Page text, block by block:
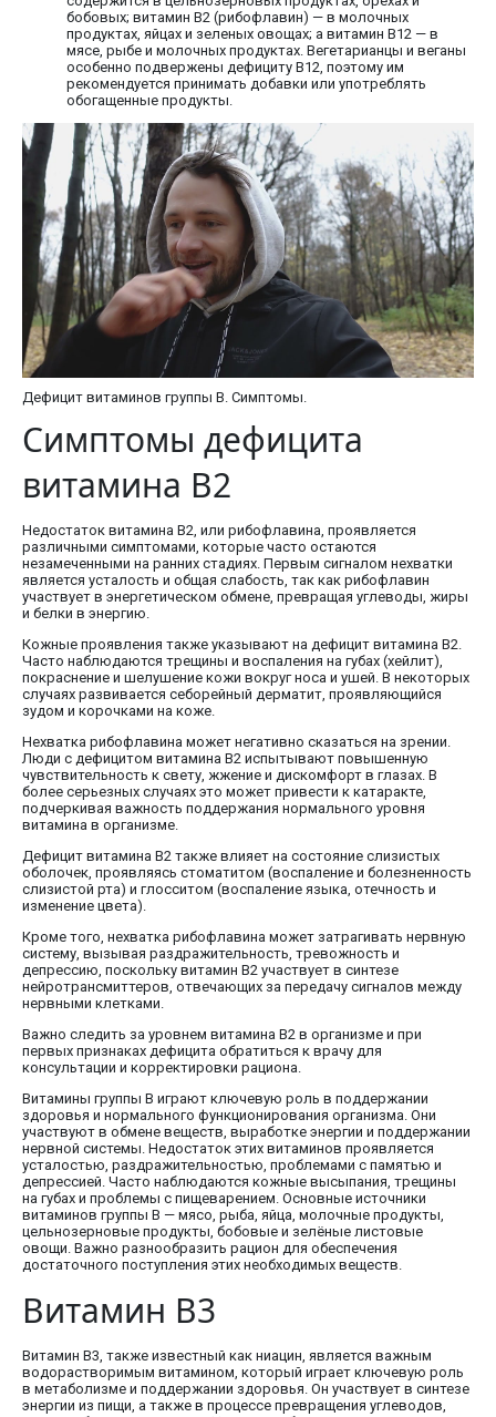
бобовых; витамин В2 (рибофлавин) — в молочных
продуктах, яйцах и зеленых овощах; а витамин В12 — в
мясе, рыбе и молочных продуктах. Вегетарианцы и веганы
особенно подвержены дефициту В12, поэтому им
рекомендуется принимать добавки или употреблять
обогащенные продукты.
Дефицит витаминов группы В. Симптомы.
Симптомы дефицита
витамина В2
Недостаток витамина В2, или рибофлавина, проявляется
различными симптомами, которые часто остаются
незамеченными на ранних стадиях. Первым сигналом нехватки
является усталость и общая слабость, так как рибофлавин
участвует в энергетическом обмене, превращая углеводы, жиры
и белки в энергию.
Кожные проявления также указывают на дефицит витамина В2.
Часто наблюдаются трещины и воспаления на губах (хейлит),
покраснение и шелушение кожи вокруг носа и ушей. В некоторых
случаях развивается себорейный дерматит, проявляющийся
зудом и корочками на коже.
Нехватка рибофлавина может негативно сказаться на зрении.
Люди с дефицитом витамина В2 испытывают повышенную
чувствительность к свету, жжение и дискомфорт в глазах. В
более серьезных случаях это может привести к катаракте,
подчеркивая важность поддержания нормального уровня
витамина в организме.
Дефицит витамина В2 также влияет на состояние слизистых
оболочек, проявляясь стоматитом (воспаление и болезненность
слизистой рта) и глосситом (воспаление языка, отечность и
изменение цвета).
Кроме того, нехватка рибофлавина может затрагивать нервную
систему, вызывая раздражительность, тревожность и
депрессию, поскольку витамин В2 участвует в синтезе
нейротрансмиттеров, отвечающих за передачу сигналов между
нервными клетками.
Важно следить за уровнем витамина В2 в организме и при
первых признаках дефицита обратиться к врачу для
консультации и корректировки рациона.
Витамины группы В играют ключевую роль в поддержании
здоровья и нормального функционирования организма. Они
участвуют в обмене веществ, выработке энергии и поддержании
нервной системы. Недостаток этих витаминов проявляется
усталостью, раздражительностью, проблемами с памятью и
депрессией. Часто наблюдаются кожные высыпания, трещины
на губах и проблемы с пищеварением. Основные источники
витаминов группы В — мясо, рыба, яйца, молочные продукты,
цельнозерновые продукты, бобовые и зелёные листовые
овощи. Важно разнообразить рацион для обеспечения
достаточного поступления этих необходимых веществ.
Витамин В3
Витамин В3, также известный как ниацин, является важным
водорастворимым витамином, который играет ключевую роль
в метаболизме и поддержании здоровья. Он участвует в синтезе
энергии из пищи, а также в процессе превращения углеводов,